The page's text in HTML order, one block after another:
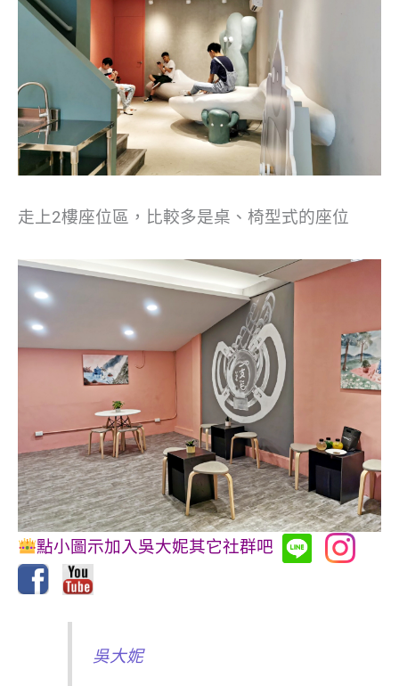
走上2樓座位區，比較多是桌、椅型式的座位
點小圖示加入吳大妮其它社群吧
吳大妮